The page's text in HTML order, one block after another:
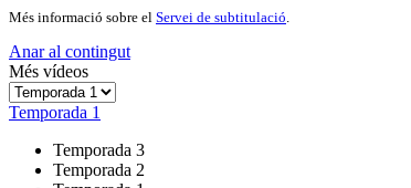
Més informació sobre el Servei de subtitulació.
Anar al contingut
Més vídeos
Temporada 1
Temporada 3
Temporada 2